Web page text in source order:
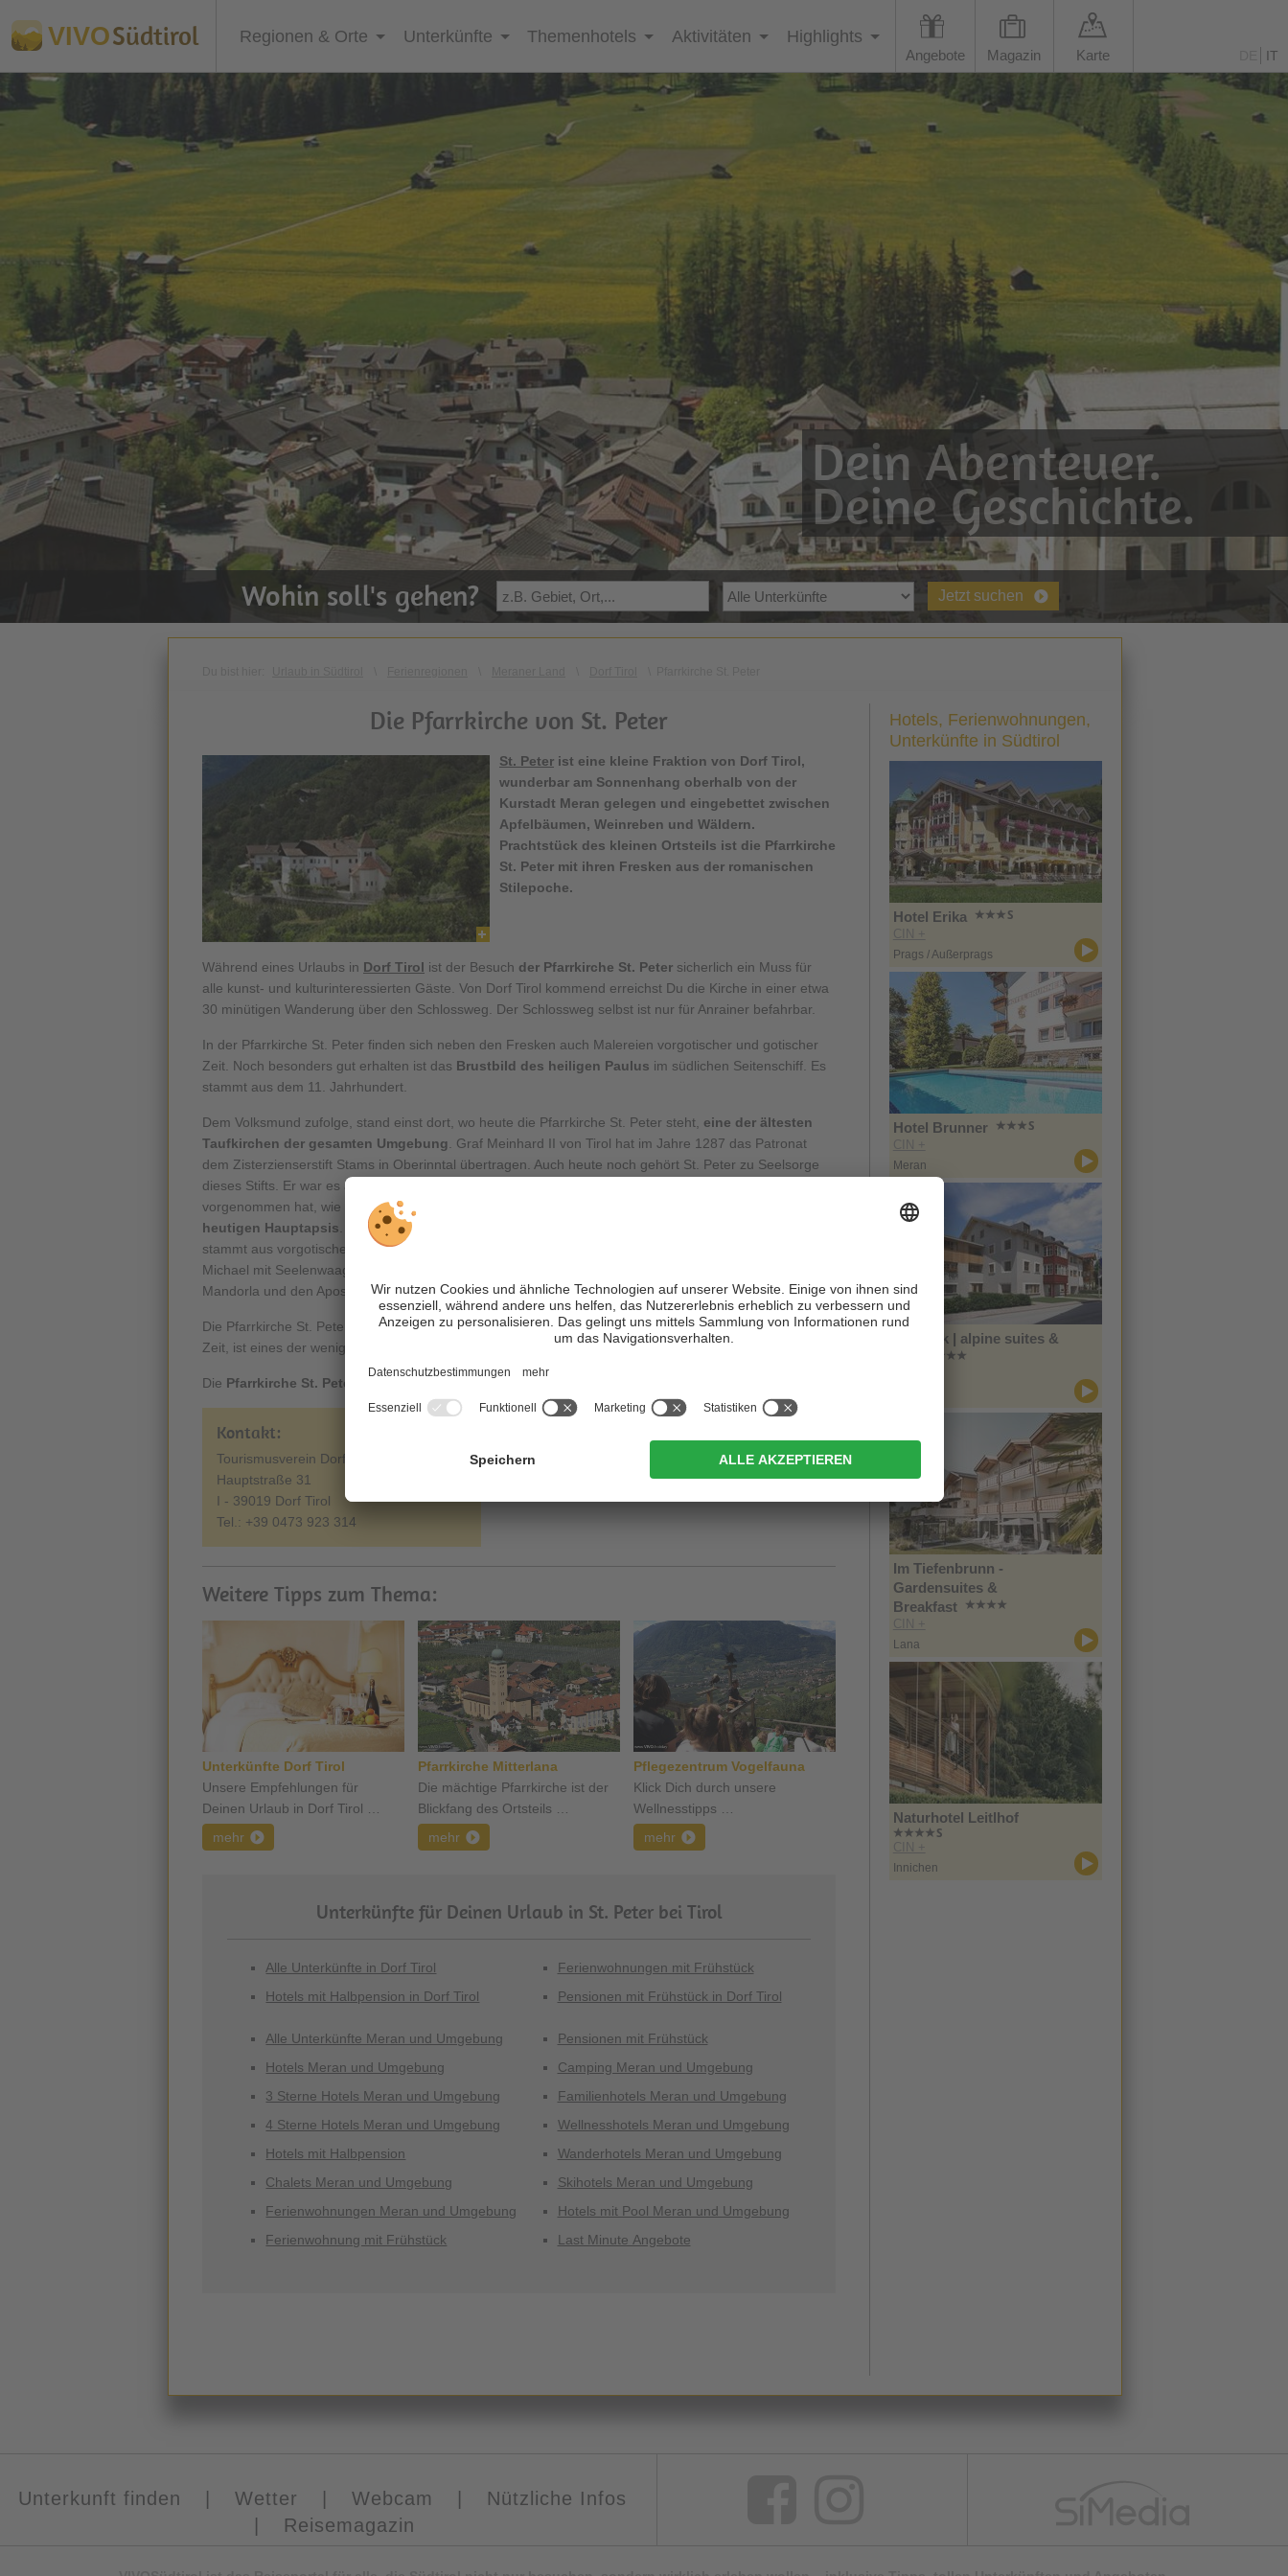
VIVOSüdtirol Regionen & Orte Unterkünfte Themenhotels Aktivitäten Highlights
Angebote Magazin Karte IT
Dein Abenteuer.
Deine Geschichte.
Wohin soll's gehen? Jetzt suchen
Die Pfarrkirche von St. Peter
St. Peter ist eine kleine Fraktion von Dorf Tirol,
wunderbar am Sonnenhang oberhalb von der
Kurstadt Meran gelegen und eingebettet zwischen
Apfelbäumen, Weinreben und Wäldern.
Prachtstück des kleinen Ortsteils ist die Pfarrkirche
St. Peter mit ihren Fresken aus der romanischen
Stilepoche.
Während eines Urlaubs in Dorf Tirol ist der Besuch der Pfarrkirche St. Peter sicherlich ein Muss für
alle kunst- und kulturinteressierten Gäste. Von Dorf Tirol kommend erreichst Du die Kirche in einer etwa
30 minütigen Wanderung über den Schlossweg. Der Schlossweg selbst ist nur für Anrainer befahrbar.
In der Pfarrkirche St. Peter finden sich neben den Fresken auch Malereien vorgotischer und gotischer
Zeit. Noch besonders gut erhalten ist das Brustbild des heiligen Paulus im südlichen Seitenschiff. Es
stammt aus dem 11. Jahrhundert.
Dem Volksmund zufolge, stand einst dort, wo heute die Pfarrkirche St. Peter steht, eine der ältesten
Taufkirchen der gesamten Umgebung . Graf Meinhard II von Tirol hat im Jahre 1287 das Patronat
dem Zisterzienserstift Stams in Oberinntal übertragen. Auch heute noch gehört St. Peter zu Seelsorge
dieses Stifts. Er war es auch der am damaligen karolingisch-lombardischen Bau Veränderungen
vorgenommen hat, wie zum Beispiel die
heutigen Hauptapsis . Das Außenwandfresko
stammt aus vorgotischer Zeit. Aus dem Ende des 13. Jh. stammt hingegen das Bild des Erzengels
Michael mit Seelenwaage und der Hand Gottes, die diese hält. Die Chormalerei mit Christus in der
Mandorla und den Aposteln sind gotischen Ursprungs.
Die Pfarrkirche St. Peter, sie steht über einer noch älteren quadratischen Anlage aus vor-romanischer
Zeit, ist eines der wenigen Beispiele einer
Kreuzkuppelkirche mit Langhaus und Seitenschiffen
Die Pfarrkirche St. Peter ist von April bis Oktober täglich von 09.00 – 18.00 Uhr geöffnet.
Kontakt:
Tourismusverein Dorf Tirol
Hauptstraße 31
I - 39019 Dorf Tirol
Tel.: +39 0473 923 314
Weitere Tipps zum Thema:
Unterkünfte Dorf Tirol
Unsere Empfehlungen für
Deinen Urlaub in Dorf Tirol …
mehr
Pfarrkirche Mitterlana
Die mächtige Pfarrkirche ist der
Blickfang des Ortsteils …
mehr
Pflegezentrum Vogelfauna
Klick Dich durch unsere
Wellnesstipps …
mehr
Unterkünfte für Deinen Urlaub in St. Peter bei Tirol
Alle Unterkünfte in Dorf Tirol
Hotels mit Halbpension in Dorf Tirol
Ferienwohnungen mit Frühstück
Pensionen mit Frühstück in Dorf Tirol
Alle Unterkünfte Meran und Umgebung
Hotels Meran und Umgebung
3 Sterne Hotels Meran und Umgebung
4 Sterne Hotels Meran und Umgebung
Hotels mit Halbpension
Chalets Meran und Umgebung
Ferienwohnungen Meran und Umgebung
Ferienwohnung mit Frühstück
Pensionen mit Frühstück
Camping Meran und Umgebung
Familienhotels Meran und Umgebung
Wellnesshotels Meran und Umgebung
Wanderhotels Meran und Umgebung
Skihotels Meran und Umgebung
Hotels mit Pool Meran und Umgebung
Last Minute Angebote
Hotels, Ferienwohnungen,
Unterkünfte in Südtirol
Hotel Erika
CIN +
Prags / Außerprags
Hotel Brunner
CIN +
Meran
Zin Park | alpine suites &
Im Tiefenbrunn -
Gardensuites &
Breakfast
CIN +
Lana
Naturhotel Leitlhof
CIN +
Innichen
Unterkunft finden Wetter Webcam
Nützliche Infos
Reisemagazin